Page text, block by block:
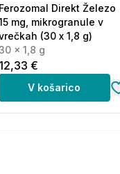
Ferozomal Direkt Železo
mg, mikrogranule v
(30 x 1,8 g)
x 1,8 g
12,33 €
V košarico